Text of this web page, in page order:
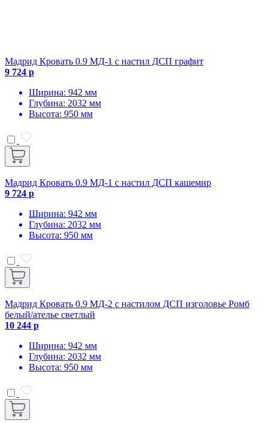
Мадрид Кровать 0.9 МД-1 с настил ДСП графит
9 724 р
Ширина: 942 мм
Глубина: 2032 мм
Высота: 950 мм
Мадрид Кровать 0.9 МД-1 с настил ДСП кашемир
9 724 р
Ширина: 942 мм
Глубина: 2032 мм
Высота: 950 мм
Мадрид Кровать 0.9 МД-2 с настилом ДСП изголовье Ромб
белый/ателье светлый
10 244 р
Ширина: 942 мм
Глубина: 2032 мм
Высота: 950 мм